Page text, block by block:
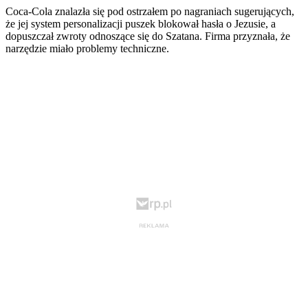
Coca-Cola znalazła się pod ostrzałem po nagraniach sugerujących,
że jej system personalizacji puszek blokował hasła o Jezusie, a
dopuszczał zwroty odnoszące się do Szatana. Firma przyznała, że
narzędzie miało problemy techniczne.